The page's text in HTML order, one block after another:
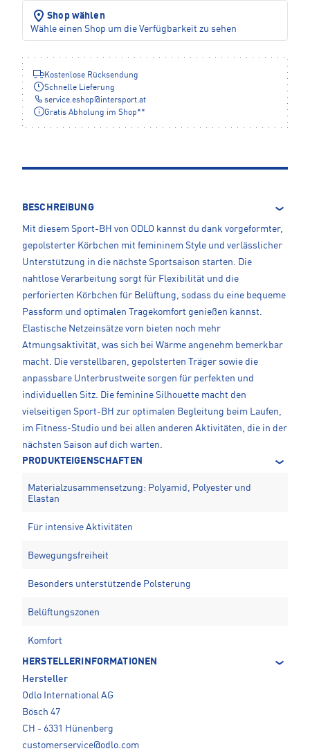
Shop wählen
Wähle einen Shop um die Verfügbarkeit zu sehen
Kostenlose Rücksendung
Schnelle Lieferung
service.eshop@intersport.at
Gratis Abholung im Shop**
BESCHREIBUNG
Mit diesem Sport-BH von ODLO kannst du dank vorgeformter,
gepolsterter Körbchen mit femininem Style und verlässlicher
Unterstützung in die nächste Sportsaison starten. Die
nahtlose Verarbeitung sorgt für Flexibilität und die
perforierten Körbchen für Belüftung, sodass du eine bequeme
Passform und optimalen Tragekomfort genießen kannst.
Elastische Netzeinsätze vorn bieten noch mehr
Atmungsaktivität, was sich bei Wärme angenehm bemerkbar
macht. Die verstellbaren, gepolsterten Träger sowie die
anpassbare Unterbrustweite sorgen für perfekten und
individuellen Sitz. Die feminine Silhouette macht den
vielseitigen Sport-BH zur optimalen Begleitung beim Laufen,
im Fitness-Studio und bei allen anderen Aktivitäten, die in der
nächsten Saison auf dich warten.
PRODUKTEIGENSCHAFTEN
Materialzusammensetzung: Polyamid, Polyester und
Elastan
Für intensive Aktivitäten
Bewegungsfreiheit
Besonders unterstützende Polsterung
Belüftungszonen
Komfort
HERSTELLERINFORMATIONEN
Hersteller
Odlo International AG
Bösch 47
CH - 6331 Hünenberg
customerservice@odlo.com